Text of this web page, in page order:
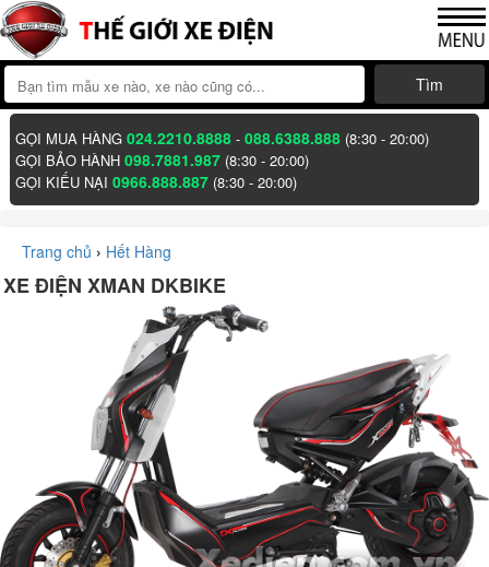
Tìm
GỌI MUA HÀNG024.2210.8888 -088.6388.888 (8:30 - 20:00)
GỌI BẢO HÀNH098.7881.987 (8:30 - 20:00)
GỌI KIẾU NẠI0966.888.887 (8:30 - 20:00)
Trang chủ › Hết Hàng
XE ĐIỆN XMAN DKBIKE